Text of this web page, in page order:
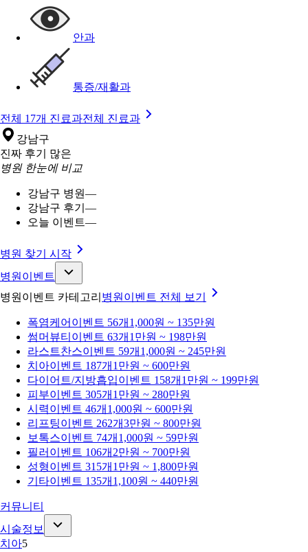
안과
통증/재활과
전체 17개 진료과전체 진료과
강남구
진짜 후기 많은
병원 한눈에 비교
강남구 병원—
강남구 후기 —
오늘 이벤트—
병원 찾기 시작
병원이벤트
병원이벤트 카테고리 병원이벤트 전체 보기
폭염케어 이벤트 56개 1,000원 ~ 135만원
썸머뷰티 이벤트 63개 1만원 ~ 198만원
라스트찬스이벤트 59개 1,000원 ~ 245만원
치아이벤트 187개 1만원 ~ 600만원
다이어트/지방흡입이벤트 158개 1만원 ~ 199만원
피부이벤트 305개 1만원 ~ 280만원
시력이벤트 46개 1,000원 ~ 600만원
리프팅이벤트 262개3만원 ~ 800만원
보톡스이벤트 74개 1,000원 ~ 59만원
필러 이벤트 106개 2만원 ~ 700만원
성형이벤트 315개 1만원 ~ 1,800만원
기타이벤트 135개 1,100원 ~ 440만원
커뮤니티
시술정보
치아5